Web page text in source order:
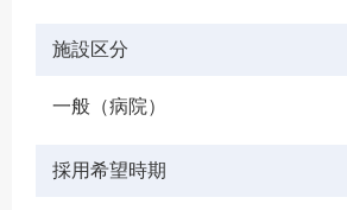
施設区分
一般（病院）
採用希望時期